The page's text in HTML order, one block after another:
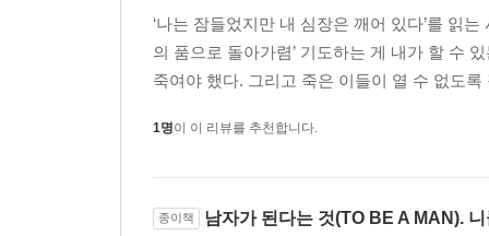
추천의 말
무언가 알아가게 되리라는 기대와 달리, 인생에
되는 것은 그 때문이다. 그는 어떤 이야기에서건
‘나는 잠들었지만 내 심장은 깨어 있다’를 읽
의 품으로 돌아가렴’ 기도하는 게 내가 할 수
죽여야 했다. 그리고 죽은 이들이 열 수 없도
1명이 이 리뷰를 추천합니다.
종이책 남자가 된다는 것(TO BE A MAN).